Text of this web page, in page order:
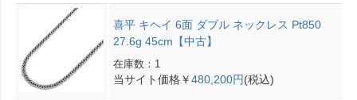
喜平 キヘイ 6面 ダブル ネックレス Pt850
27.6g 45cm【中古】
在庫数：1
当サイト価格￥480,200円(税込)